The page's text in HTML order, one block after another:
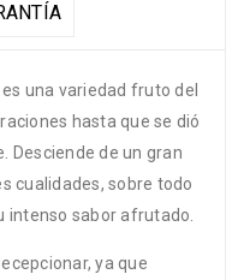
es una variedad fruto del
hasta que se dió
Desciende de un gran
cualidades, sobre todo
intenso sabor afrutado.
ya que